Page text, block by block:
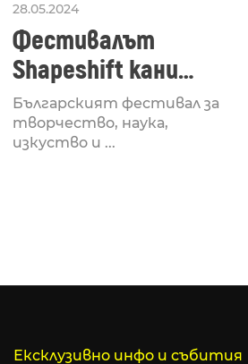
28.05.2024
Фестивалът
Shapeshift кани
Fabrizio Mammarella
за откриването си
Българският фестивал за
творчество, наука,
изкуство и ...
Ексклузивно инфо и събития